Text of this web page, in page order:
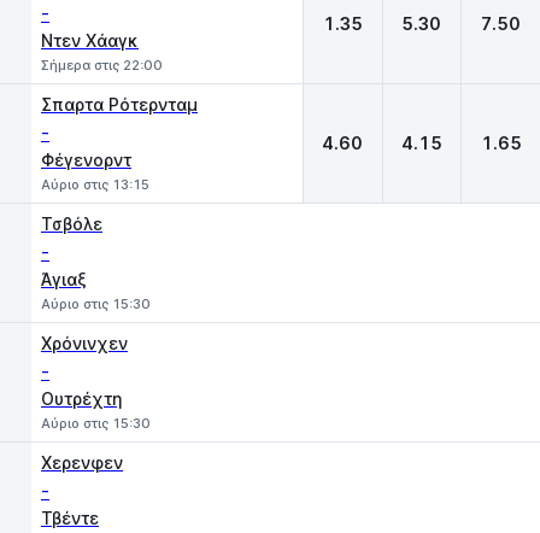
-
Ντεν Χάαγκ
Σήμερα στις 22:00
1.35 5.30 7.50
Σπαρτα Ρότερνταμ
-
Φέγενορντ
Αύριο στις 13:15
4.60 4.15 1.65
Τσβόλε
-
Άγιαξ
Αύριο στις 15:30
Χρόνινχεν
-
Ουτρέχτη
Αύριο στις 15:30
Χερενφεν
-
Τβέντε